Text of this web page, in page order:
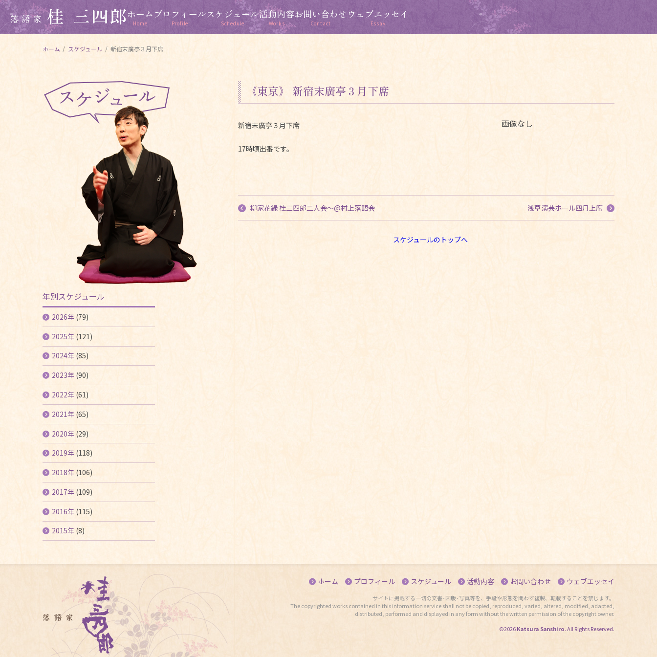
ホーム
Home
プロフィール
Profile
スケジュール
Schedule
活動内容
Works
お問い合わせ
Contact
ウェブエッセイ
Essay
ホーム / スケジュール / 新宿末廣亭３月下席
年別スケジュール
2026年(79)
2025年(121)
2024年(85)
2023年(90)
2022年(61)
2021年(65)
2020年(29)
2019年(118)
2018年(106)
2017年(109)
2016年(115)
2015年(8)
《東京》 新宿末廣亭３月下席
画像なし
新宿末廣亭３月下席
17時頃出番です。
柳家花緑 桂三四郎二人会〜@村上落語会 浅草演芸ホール四月上席
スケジュールのトップへ
ホーム プロフィール スケジュール 活動内容 お問い合わせ ウェブエッセイ
サイトに掲載する一切の文書･図版･写真等を、手段や形態を問わず複製、転載することを禁じます。
The copyrighted works contained in this information service shall not be copied, reproduced, varied, altered, modified, adapted,
distributed, performed and displayed in any form without the written permission of the copyright owner.
©2026Katsura Sanshiro. All Rights Reserved.